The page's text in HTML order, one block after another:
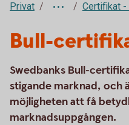
Privat Certifikat -
Bull-
Swedbanks Bull-
stigande marknad, och
möjligheten att få
marknadsuppgången.